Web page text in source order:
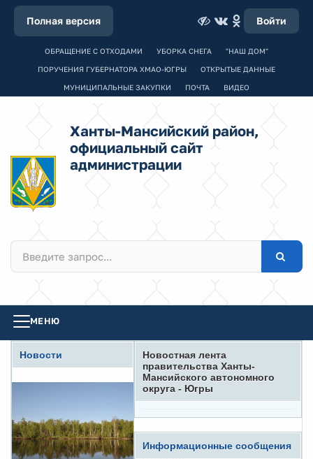
Полная версия Войти
ОБРАЩЕНИЕ С ОТХОДАМИ УБОРКА СНЕГА "НАШ ДОМ"
ПОРУЧЕНИЯ ГУБЕРНАТОРА ХМАО-ЮГРЫ ОТКРЫТЫЕ ДАННЫЕ
МУНИЦИПАЛЬНЫЕ ЗАКУПКИ ПОЧТА ВИДЕО
Ханты-Мансийский район,
официальный сайт
администрации
МЕНЮ
Новости
Новостная лента
правительства Ханты-
Мансийского автономного
округа - Югры
Информационные сообщения